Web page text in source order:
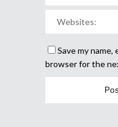
Save my name,
browser for the